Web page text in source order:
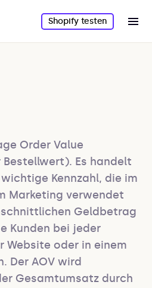
Shopify testen
Order Value
Es handelt
Kennzahl, die im
Marketing verwendet
Geldbetrag
Kunden bei jeder
Website oder in einem
Der AOV wird
Gesamtumsatz durch